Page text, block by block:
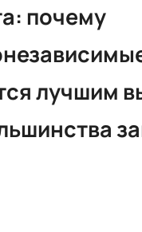
почему
лучшим